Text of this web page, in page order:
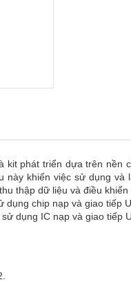
kit phát triển dựa trên
này khiến việc sử dụng
thập dữ liệu và điều
dụng chip nạp và giao
dụng IC nạp và giao tiếp